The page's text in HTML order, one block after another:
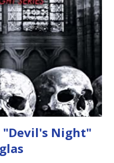
una strage, piuttosto è lì
più "l'angelo puro" che
altri mezzi angeli, tipo
da altri ibridi, si reca
Infine cercano nella
prese con gli angeli puri,
Night"